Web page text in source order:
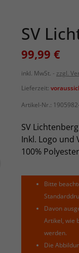
SV
99,99 €
inkl. MwSt.
zzgl.
Lieferzeit:
Artikel-Nr.:
SV
Inkl. Logo und
100% Polyester
Bitte
Davon
Artikel, wie
werden.
Die